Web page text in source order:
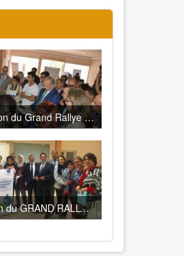
2ème édition du Grand Rallye de l’étudiant entrepreneur Innovant de l’Université
1ére édition du GRAND RALLYE DE L ETUDIANT ENTREPRENEUR INNOVANT